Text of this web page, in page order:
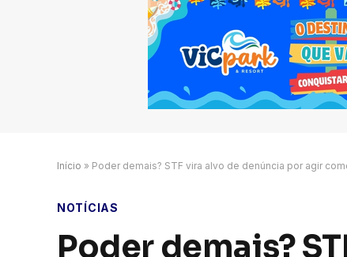
Início » Poder demais? STF vira alvo de denúncia por agir
NOTÍCIAS
Poder demais?